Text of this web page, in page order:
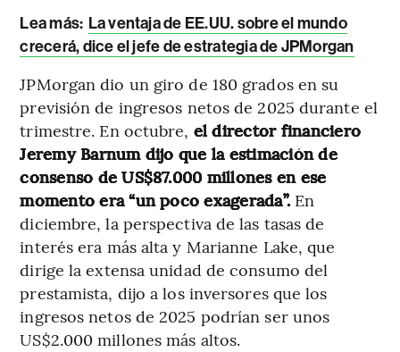
Lea más: La ventaja de EE.UU. sobre el mundo
crecerá, dice el jefe de estrategia de JPMorgan
JPMorgan dio un giro de 180 grados en su
previsión de ingresos netos de 2025 durante el
trimestre. En octubre, el director financiero
Jeremy Barnum dijo que la estimación de
consenso de US$87.000 millones en ese
momento era “un poco exagerada”. En
diciembre, la perspectiva de las tasas de
interés era más alta y Marianne Lake, que
dirige la extensa unidad de consumo del
prestamista, dijo a los inversores que los
ingresos netos de 2025 podrían ser unos
US$2.000 millones más altos.